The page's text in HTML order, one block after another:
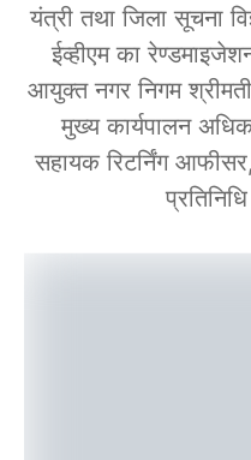
यंत्री तथा जिला सूचना
ईव्हीएम का
आयुक्त नगर निगम
मुख्य कार्यपालन
सहायक रिटर्निंग